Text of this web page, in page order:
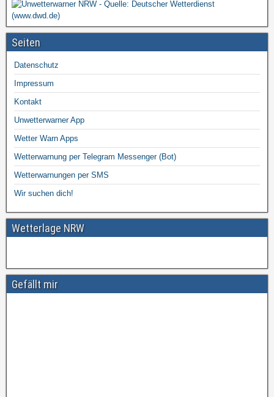
Seiten
Datenschutz
Impressum
Kontakt
Unwetterwarner App
Wetter Warn Apps
Wetterwarnung per Telegram Messenger (Bot)
Wetterwarnungen per SMS
Wir suchen dich!
Wetterlage NRW
Gefällt mir